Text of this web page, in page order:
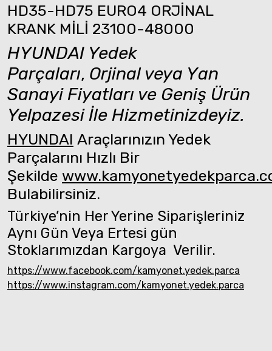
HD35-HD75 EURO4 ORJİNAL
KRANK MİLİ 23100-48000
HYUNDAI Yedek
Parçaları, Orjinal veya Yan
Sanayi Fiyatları ve Geniş Ürün
Yelpazesi İle Hizmetinizdeyiz.
HYUNDAI Araçlarınızın Yedek
Parçalarını Hızlı Bir
Şekilde
Bulabilirsiniz.
Türkiye’nin Her Yerine Siparişleriniz
Aynı Gün Veya Ertesi gün
Stoklarımızdan Kargoya Verilir.
https://www.facebook.com/kamyonet.yedek.parca
https://www.instagram.com/kamyonet.yedek.parca